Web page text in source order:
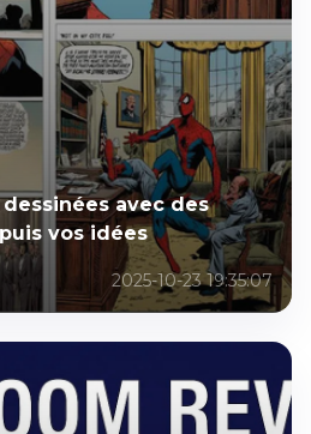
avec des
vos idées
2025-10-23 19:35:07